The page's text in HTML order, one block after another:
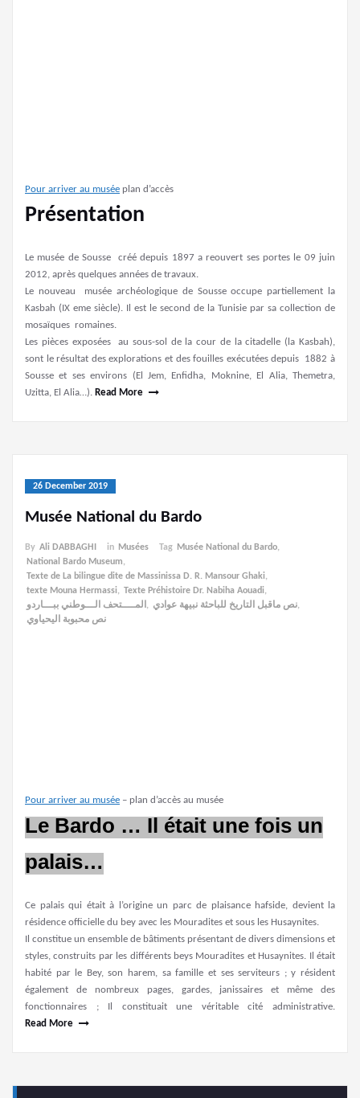
Pour arriver au musée plan d’accès
Présentation
Le musée de Sousse créé depuis 1897 a reouvert ses portes le 09 juin
2012, après quelques années de travaux.
Le nouveau musée archéologique de Sousse occupe partiellement la
Kasbah (IX eme siècle). Il est le second de la Tunisie par sa collection de
mosaïques romaines.
Les pièces exposées au sous-sol de la cour de la citadelle (la Kasbah),
sont le résultat des explorations et des fouilles exécutées depuis 1882 à
Sousse et ses environs (El Jem, Enfidha, Moknine, El Alia, Themetra,
Uzitta, El Alia…). Read More
26 December 2019
Musée National du Bardo
By Ali DABBAGHI in Musées Tag Musée National du Bardo,
National Bardo Museum,
Texte de La bilingue dite de Massinissa D. R. Mansour Ghaki,
texte Mouna Hermassi, Texte Préhistoire Dr. Nabiha Aouadi,
المــــتحف الـــوطني ببـــاردو , نص ماقبل التاريخ للباحثة نبيهة عوادي,
نص محبوبة اليحياوي
Pour arriver au musée – plan d’accès au musée
Le Bardo … Il était une fois un
palais…
Ce palais qui était à l’origine un parc de plaisance hafside, devient la
résidence officielle du bey avec les Mouradites et sous les Husaynites.
Il constitue un ensemble de bâtiments présentant de divers dimensions et
styles, construits par les différents beys Mouradites et Husaynites. Il était
habité par le Bey, son harem, sa famille et ses serviteurs ; y résident
également de nombreux pages, gardes, janissaires et même des
fonctionnaires ; Il constituait une véritable cité administrative.
Read More